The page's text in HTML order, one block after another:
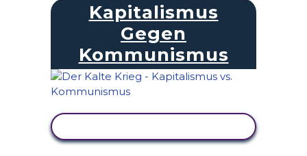
Kapitalismus
Gegen
Kommunismus